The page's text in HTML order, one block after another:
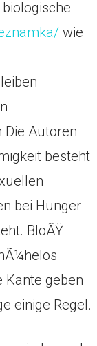
wie
Die Autoren
besteht
bei Hunger
BloÃŸ
Kante geben
einige Regel.